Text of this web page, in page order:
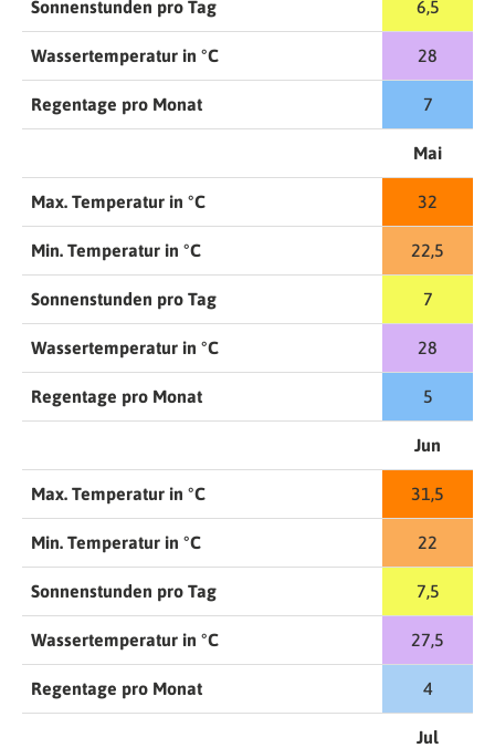
Sonnenstunden pro Tag 6,5
Wassertemperatur in °C 28
Regentage pro Monat 7
Mai
Max. Temperatur in °C 32
Min. Temperatur in °C 22,5
Sonnenstunden pro Tag 7
Wassertemperatur in °C 28
Regentage pro Monat 5
Jun
Max. Temperatur in °C 31,5
Min. Temperatur in °C 22
Sonnenstunden pro Tag 7,5
Wassertemperatur in °C 27,5
Regentage pro Monat 4
Jul